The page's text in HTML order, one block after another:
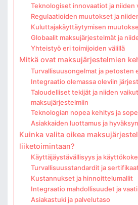
Teknologiset innovaatiot ja niiden
Regulaatioiden muutokset ja
Kuluttajakäyttäytymisen
Globaalit maksujärjestelmät ja
Yhteistyö eri toimijoiden välillä
Mitkä ovat maksujärjestelmien
Turvallisuusongelmat ja petosten
Integraatio olemassa oleviin
Taloudelliset tekijät ja niiden
maksujärjestelmiin
Teknologian nopea kehitys ja
Asiakkaiden luottamus ja
Kuinka valita oikea
liiketoimintaan?
Käyttäjäystävällisyys ja
Turvallisuusstandardit ja
Kustannukset ja hinnoittelumallit
Integraatio mahdollisuudet ja
Asiakastuki ja palvelutaso